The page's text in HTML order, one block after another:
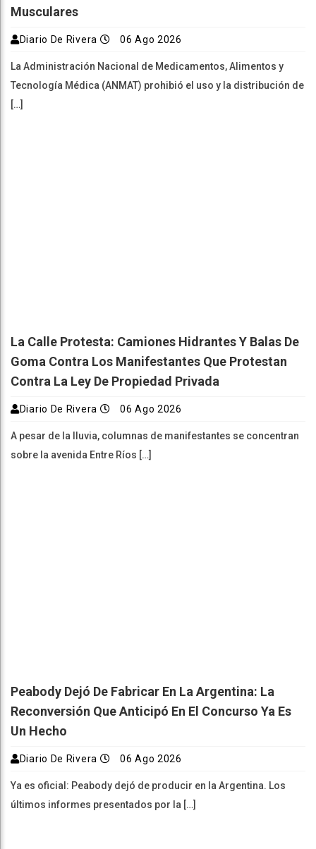
Musculares
Diario De Rivera 06 Ago 2026
La Administración Nacional de Medicamentos, Alimentos y
Tecnología Médica (ANMAT) prohibió el uso y la distribución de
[…]
La Calle Protesta: Camiones Hidrantes Y Balas De
Goma Contra Los Manifestantes Que Protestan
Contra La Ley De Propiedad Privada
Diario De Rivera 06 Ago 2026
A pesar de la lluvia, columnas de manifestantes se concentran
sobre la avenida Entre Ríos […]
Peabody Dejó De Fabricar En La Argentina: La
Reconversión Que Anticipó En El Concurso Ya Es
Un Hecho
Diario De Rivera 06 Ago 2026
Ya es oficial: Peabody dejó de producir en la Argentina. Los
últimos informes presentados por la […]